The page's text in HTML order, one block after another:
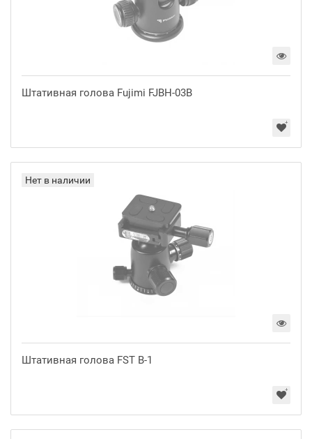
Штативная голова Fujimi FJBH-03B
Нет в наличии
Штативная голова FST B-1